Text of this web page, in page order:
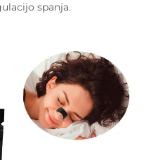
spanja.